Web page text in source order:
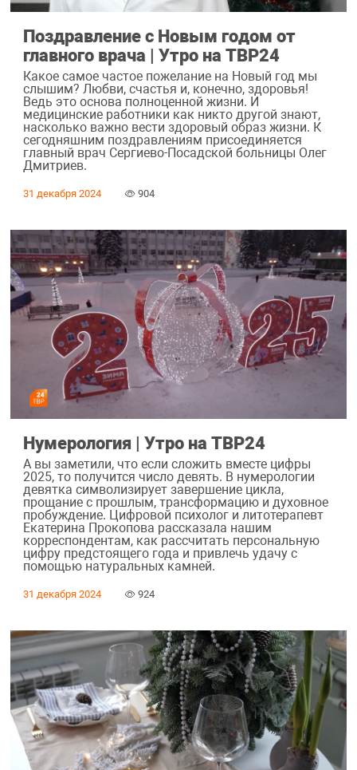
Поздравление с Новым годом от
главного врача | Утро на ТВР24
Какое самое частое пожелание на Новый год мы
слышим? Любви, счастья и, конечно, здоровья!
Ведь это основа полноценной жизни. И
медицинские работники как никто другой знают,
насколько важно вести здоровый образ жизни. К
сегодняшним поздравлениям присоединяется
главный врач Сергиево-Посадской больницы Олег
Дмитриев.
31 декабря 2024 904
Нумерология | Утро на ТВР24
А вы заметили, что если сложить вместе цифры
2025, то получится число девять. В нумерологии
девятка символизирует завершение цикла,
прощание с прошлым, трансформацию и духовное
пробуждение. Цифровой психолог и литотерапевт
Екатерина Прокопова рассказала нашим
корреспондентам, как рассчитать персональную
цифру предстоящего года и привлечь удачу с
помощью натуральных камней.
31 декабря 2024 924